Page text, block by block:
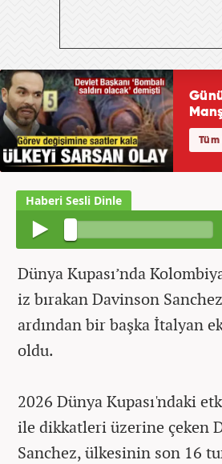
Dünya Kupası’nda
iz bırakan Davinson
ardından bir başka İtalyan
oldu.
2026 Dünya Kupası'ndaki
ile dikkatleri üzerine çeken
Sanchez, ülkesinin son 16